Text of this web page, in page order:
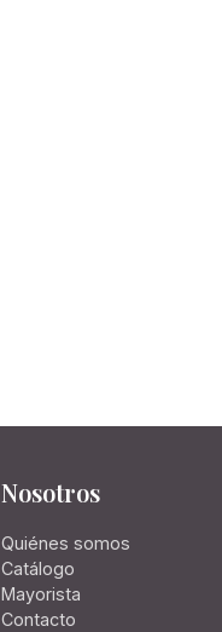
Nosotros
Quiénes somos
Catálogo
Mayorista
Contacto